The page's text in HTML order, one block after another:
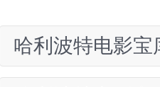
哈利波特电影宝